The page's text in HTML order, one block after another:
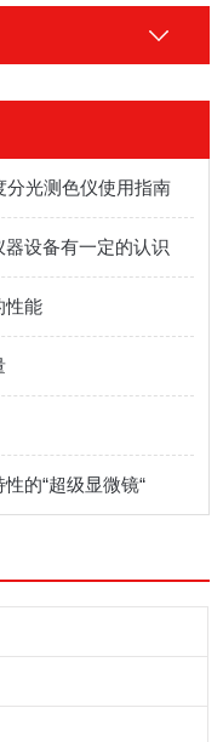
分光测色仪使用指南
设备有一定的认识
性能
的“超级显微镜“